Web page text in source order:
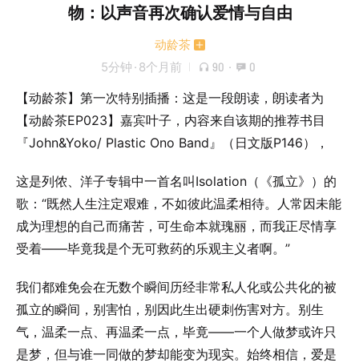
物：以声音再次确认爱情与自由
动龄茶
5分钟 · 8个月前 90 · 0
【动龄茶】第一次特别插播：这是一段朗读，朗读者为
【动龄茶EP023】嘉宾叶子，内容来自该期的推荐书目
『John&Yoko/ Plastic Ono Band』（日文版P146），
这是列侬、洋子专辑中一首名叫Isolation（《孤立》）的
歌：“既然人生注定艰难，不如彼此温柔相待。人常因未能
成为理想的自己而痛苦，可生命本就瑰丽，而我正尽情享
受着——毕竟我是个无可救药的乐观主义者啊。”
我们都难免会在无数个瞬间历经非常私人化或公共化的被
孤立的瞬间，别害怕，别因此生出硬刺伤害对方。别生
气，温柔一点、再温柔一点，毕竟——一个人做梦或许只
是梦，但与谁一同做的梦却能变为现实。始终相信，爱是